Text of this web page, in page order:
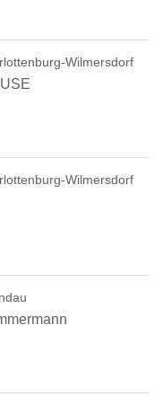
Wilmersdorf
Wilmersdorf